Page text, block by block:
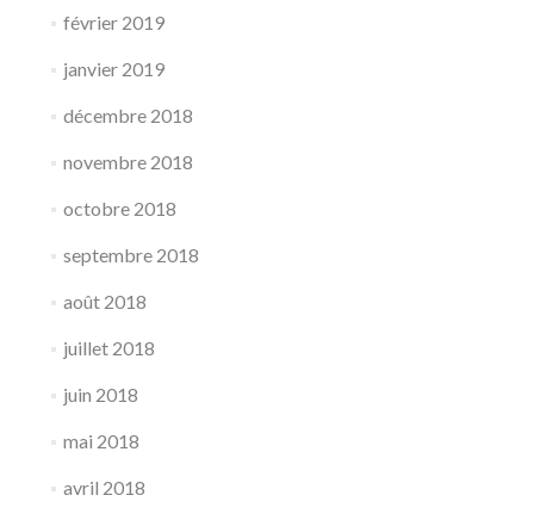
février 2019
janvier 2019
décembre 2018
novembre 2018
octobre 2018
septembre 2018
août 2018
juillet 2018
juin 2018
mai 2018
avril 2018